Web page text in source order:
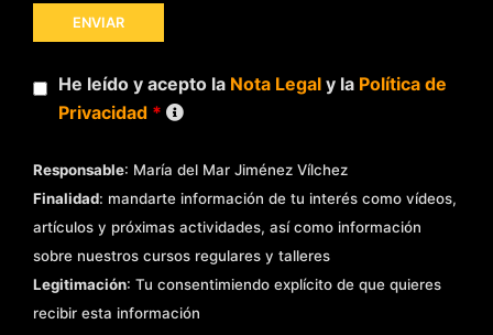
He leído y acepto la Nota Legaly la Política de
Privacidad *
Responsable: María del Mar Jiménez Vílchez
Finalidad: mandarte información de tu interés como vídeos,
artículos y próximas actividades, así como información
sobre nuestros cursos regulares y talleres
Legitimación: Tu consentimiendo explícito de que quieres
recibir esta información